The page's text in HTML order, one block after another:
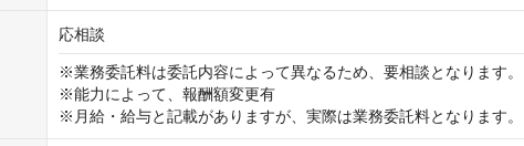
応相談
※業務委託料は委託内容によって異なるため、要相談となります。
※能力によって、報酬額変更有
※月給・給与と記載がありますが、実際は業務委託料となります。